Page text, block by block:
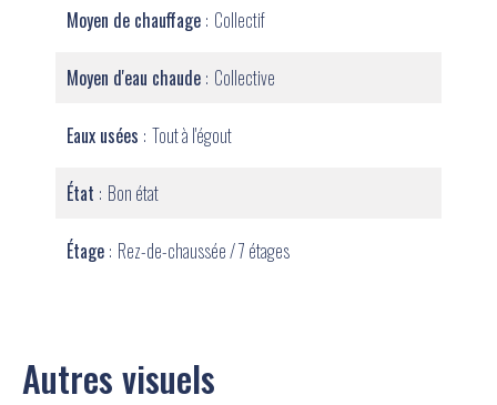
Moyen de chauffage Collectif
Moyen d'eau chaude Collective
Eaux usées Tout à l'égout
État Bon état
Étage Rez-de-chaussée / 7 étages
Autres visuels